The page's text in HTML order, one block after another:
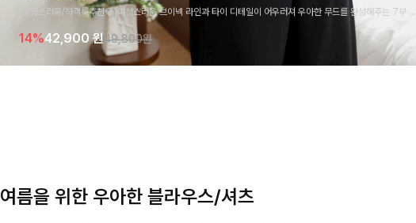
[고급스러움/하객룩추천💎]여성스러운 브이넥 라인과 타이 디테일이 어우러져 우아한 무드를 완성해주는 7부 블
라우스 🤍 여유로운 7부 소매로 편안하게 착용되며 데일리룩부터 출근룩, 하객룩까지 세련된 스타일링을 연출하
기 좋은 아이템이에요
14%42,900원 49,800원
여름을 위한 우아한 블라우스/셔츠